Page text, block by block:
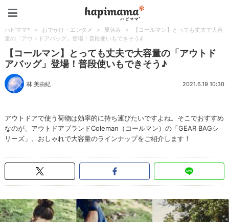
ハピママ* > おでかけ・エンタメ > 夏休み >
【コールマン】とっても丈夫で大容
量の「アウトドアバッグ」登場！普段使いもできそう♪
【コールマン】とっても丈夫で大容量の「アウトド
アバッグ」登場！普段使いもできそう♪
林 美由紀 2021.6.19 10:30
アウトドアで使う荷物は効率的に持ち運びたいですよね。そこでおすすめ
なのが、アウトドアブランドColeman（コールマン）の「GEAR BAGシ
リーズ」。おしゃれで大容量のラインナップをご紹介します！